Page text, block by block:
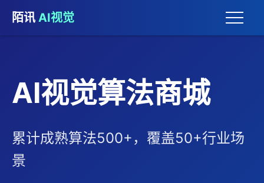
陌讯 AI视觉
AI视觉算法商城
累计成熟算法500+，覆盖50+行业场
景